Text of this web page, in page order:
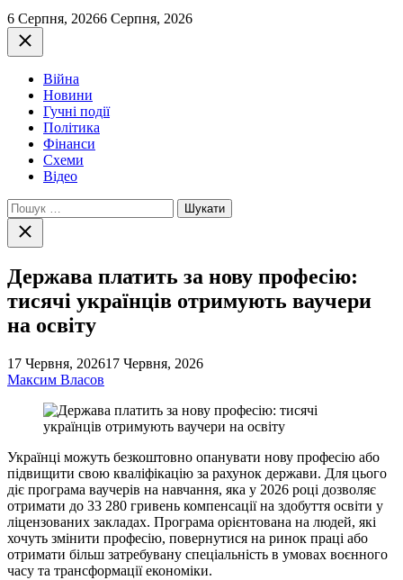
6 Серпня, 20266 Серпня, 2026
Закрити
Війна
Новини
Гучні події
Політика
Фінанси
Схеми
Відео
Пошук:
Закрити
пошук
Держава платить за нову професію:
тисячі українців отримують ваучери
на освіту
17 Червня, 202617 Червня, 2026
Максим Власов
Українці можуть безкоштовно опанувати нову професію або
підвищити свою кваліфікацію за рахунок держави. Для цього
діє програма ваучерів на навчання, яка у 2026 році дозволяє
отримати до 33 280 гривень компенсації на здобуття освіти у
ліцензованих закладах. Програма орієнтована на людей, які
хочуть змінити професію, повернутися на ринок праці або
отримати більш затребувану спеціальність в умовах воєнного
часу та трансформації економіки.